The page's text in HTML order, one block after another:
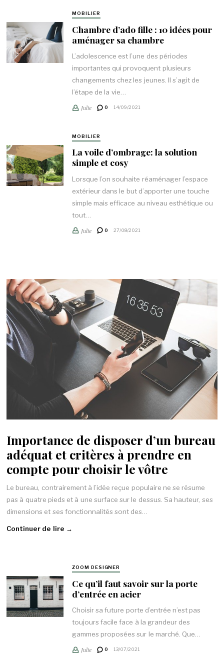
MOBILIER
Chambre d’ado fille : 10 idées pour
aménager sa chambre
L’adolescence est l’une des périodes
importantes qui provoquent plusieurs
changements chez les jeunes. Il s’agit de
l’étape de la vie…
Julie 0 14/09/2021
MOBILIER
La voile d’ombrage: la solution
simple et cosy
Lorsque l’on souhaite réaménager l’espace
extérieur dans le but d’apporter une touche
simple mais efficace au niveau esthétique ou
tout…
Julie 0 27/08/2021
Importance de disposer d’un bureau
adéquat et critères à prendre en
compte pour choisir le vôtre
Le bureau, contrairement à l’idée reçue populaire ne se résume
pas à quatre pieds et à une surface sur le dessus. Sa hauteur, ses
dimensions et ses fonctionnalités sont des…
Continuer de lire →
ZOOM DESIGNER
Ce qu’il faut savoir sur la porte
d’entrée en acier
Choisir sa future porte d’entrée n’est pas
toujours facile face à la grandeur des
gammes proposées sur le marché. Que…
Julie 0 13/07/2021